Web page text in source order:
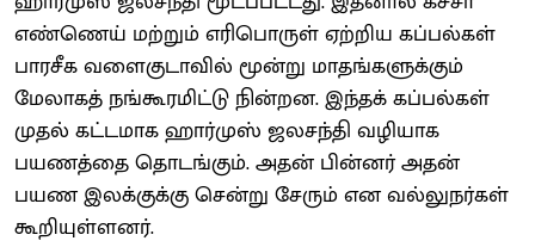
எண்ணெய் மற்றும் எரிபொருள் ஏற்றிய கப்பல்கள்
பாரசீக வளைகுடாவில் மூன்று மாதங்களுக்கும்
மேலாகத் நங்கூரமிட்டு நின்றன. இந்தக் கப்பல்கள்
முதல் கட்டமாக ஹார்முஸ் ஜலசந்தி வழியாக
பயணத்தை தொடங்கும். அதன் பின்னர் அதன்
பயண இலக்குக்கு சென்று சேரும் என வல்லுநர்கள்
கூறியுள்ளனர்.